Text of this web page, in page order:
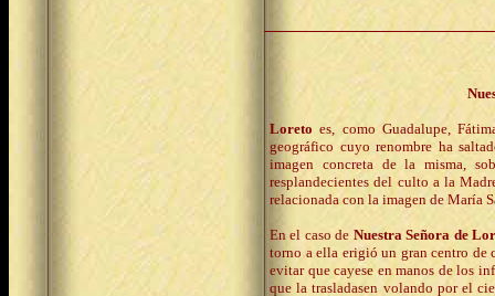
Loreto es, como Guadalupe,
geográfico cuyo renombre ha
imagen concreta de la misma,
resplandecientes del culto a la
relacionada con la imagen de María
En el caso de Nuestra Señora de
torno a ella erigió un gran centro de
evitar que cayese en manos de los
que la trasladasen volando por el